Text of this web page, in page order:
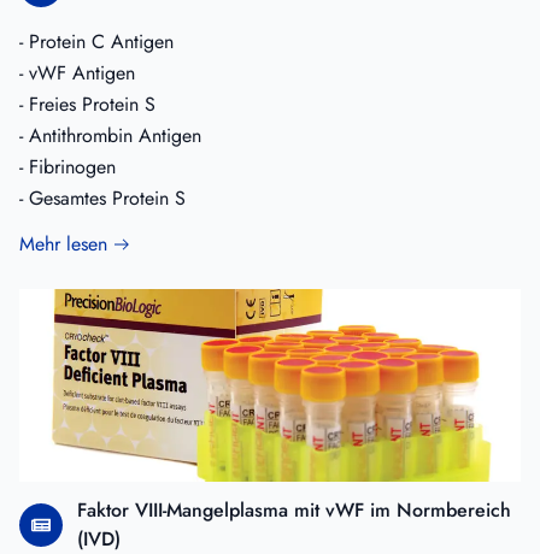
- Protein C Antigen
- vWF Antigen
- Freies Protein S
- Antithrombin Antigen
- Fibrinogen
- Gesamtes Protein S
Mehr lesen
Faktor VIII-Mangelplasma mit vWF im Normbereich
(IVD)